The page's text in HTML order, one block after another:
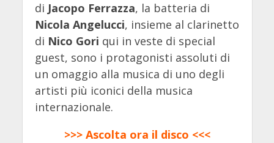
di Jacopo Ferrazza, la batteria di
Nicola Angelucci, insieme al clarinetto
di Nico Gori qui in veste di special
guest, sono i protagonisti assoluti di
un omaggio alla musica di uno degli
artisti più iconici della musica
internazionale.
>>> Ascolta ora il disco <<<